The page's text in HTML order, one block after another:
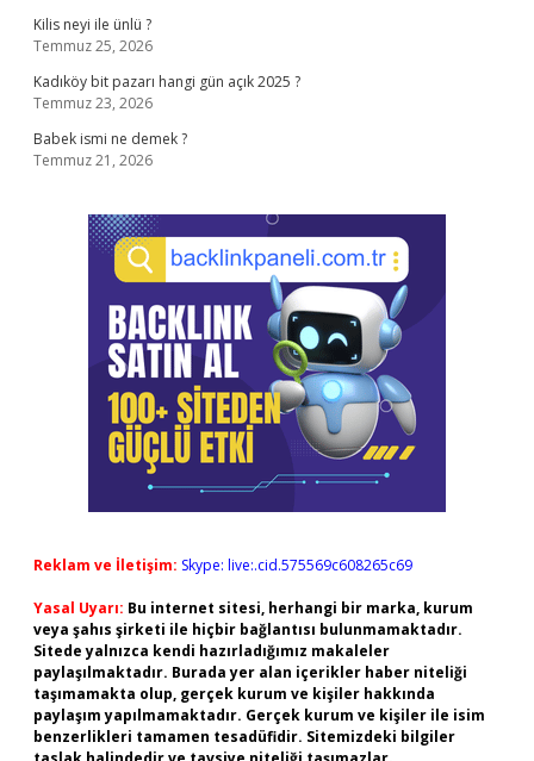
Kilis neyi ile ünlü ?
Temmuz 25, 2026
Kadıköy bit pazarı hangi gün açık 2025 ?
Temmuz 23, 2026
Babek ismi ne demek ?
Temmuz 21, 2026
Reklam ve İletişim: Skype: live:.cid.575569c608265c69
Yasal Uyarı: Bu internet sitesi, herhangi bir marka, kurum
veya şahıs şirketi ile hiçbir bağlantısı bulunmamaktadır.
Sitede yalnızca kendi hazırladığımız makaleler
paylaşılmaktadır. Burada yer alan içerikler haber niteliği
taşımamakta olup, gerçek kurum ve kişiler hakkında
paylaşım yapılmamaktadır. Gerçek kurum ve kişiler ile isim
benzerlikleri tamamen tesadüfidir. Sitemizdeki bilgiler